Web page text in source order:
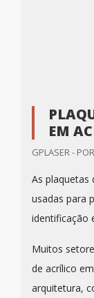
EM
GPLASER -
As plaquetas
usadas para
identificação
Muitos
de acrílico
arquitetura,